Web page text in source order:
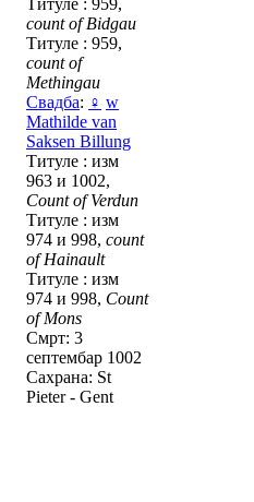
Титуле : 959,
count of Bidgau
Титуле : 959,
count of
Methingau
Свадба: ♀ w
Mathilde van
Saksen Billung
Титуле : изм
963 и 1002,
Count of Verdun
Титуле : изм
974 и 998, count
of Hainault
Титуле : изм
974 и 998, Count
of Mons
Смрт: 3
септембар 1002
Сахрана: St
Pieter - Gent